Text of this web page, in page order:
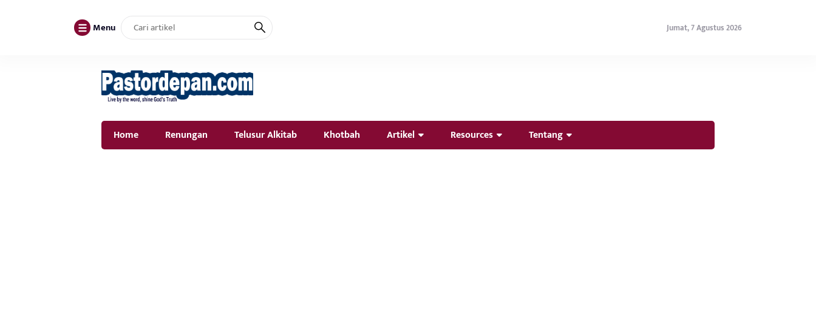
Menu Jumat, 7 Agustus 2026
Home Renungan Telusur Alkitab Khotbah Artikel Resources Tentang